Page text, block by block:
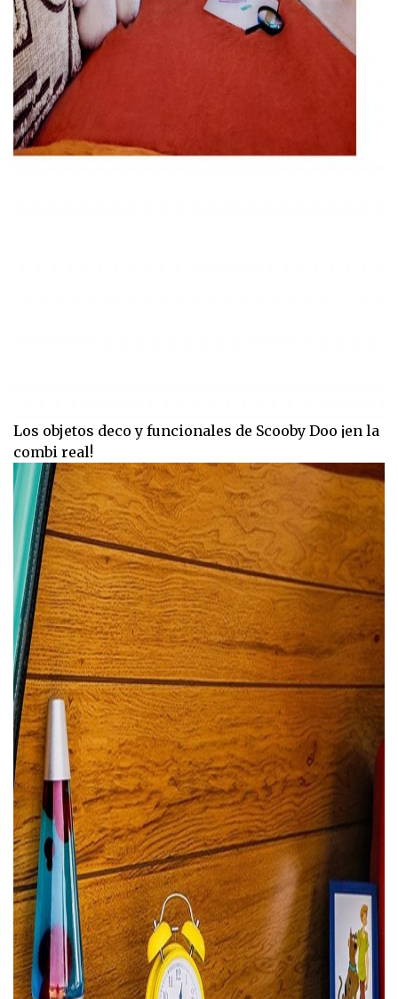
Los objetos deco y funcionales de Scooby Doo ¡en la
combi real!